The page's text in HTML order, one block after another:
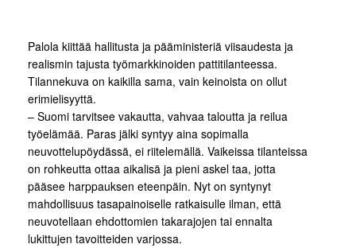
Palola kiittää hallitusta ja pääministeriä viisaudesta ja
realismin tajusta työmarkkinoiden pattitilanteessa.
Tilannekuva on kaikilla sama, vain keinoista on ollut
erimielisyyttä.
– Suomi tarvitsee vakautta, vahvaa taloutta ja reilua
työelämää. Paras jälki syntyy aina sopimalla
neuvottelupöydässä, ei riitelemällä. Vaikeissa tilanteissa
on rohkeutta ottaa aikalisä ja pieni askel taa, jotta
pääsee harppauksen eteenpäin. Nyt on syntynyt
mahdollisuus tasapainoiselle ratkaisulle ilman, että
neuvotellaan ehdottomien takarajojen tai ennalta
lukittujen tavoitteiden varjossa.